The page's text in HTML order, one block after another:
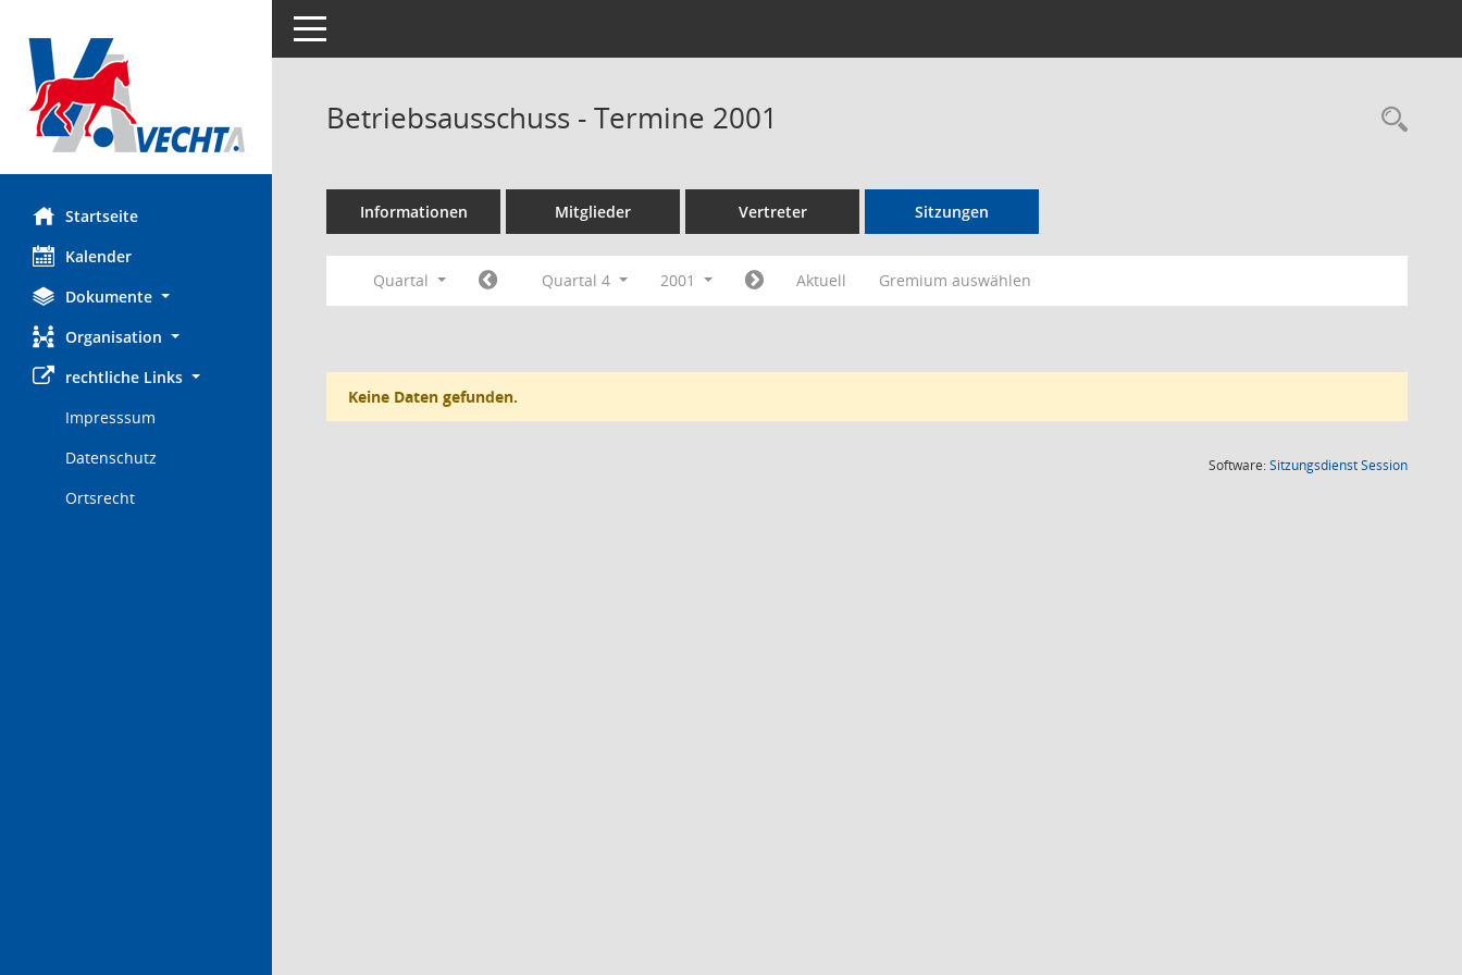
Startseite
Kalender
Dokumente
Organisation
rechtliche Links
Impresssum
Datenschutz
Ortsrecht
Toggle navigation
Betriebsausschuss - Termine 2001
Informationen Mitglieder Vertreter Sitzungen
Quartal Quartal 4 2001 Aktuell Gremium auswählen
Keine Daten gefunden.
Software:SitzungsdienstSession(Wird in